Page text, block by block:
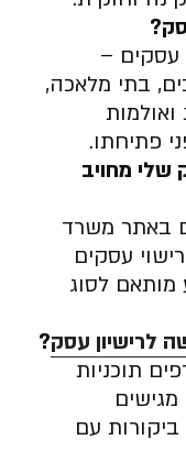
?
עסקים –
בתי מלאכה,
ואולמות
פתיחתו.
מחויב
באתר משרד
עסקים
מותאם לסוג
לרישיון עסק?
תוכניות
עם